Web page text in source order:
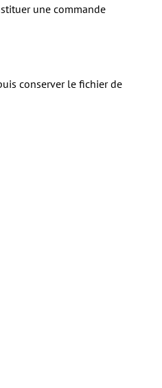
une commande
conserver le fichier de